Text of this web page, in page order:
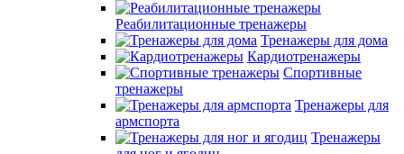
Реабилитационные тренажеры
Тренажеры для дома
Кардиотренажеры
Спортивные
тренажеры
Тренажеры для
армспорта
Тренажеры